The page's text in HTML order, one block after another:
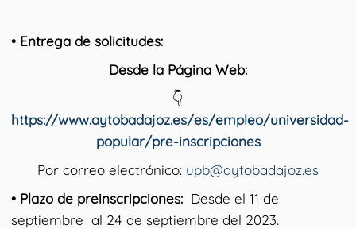
• Entrega de solicitudes:
Desde la Página Web:
👇
https://www.aytobadajoz.es/es/empleo/universidad-
popular/pre-inscripciones
Por correo electrónico: upb@aytobadajoz.es
• Plazo de preinscripciones: Desde el 11 de
septiembre al 24 de septiembre del 2023.